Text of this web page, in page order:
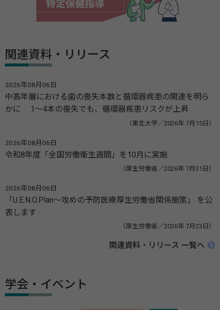
関連資料・リリース
2026年08月06日
中高年層における歯の喪失本数と循環器疾患の関連を明ら
かに 1～4本の喪失でも、循環器疾患リスクが上昇
（東北大学／2026年 7月15日）
2026年08月06日
令和8年度「全国労働衛生週間」を10月に実施
（厚生労働省／2026年 7月31日）
2026年08月06日
「U.E.N.O.Plan～攻めの予防医療厚生労働省関係施策」 を公
表します
（厚生労働省／2026年 7月23日）
関連資料・リリース 一覧へ
学会・イベント